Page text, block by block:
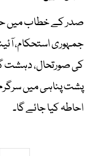
صدر کے خطاب میں
جمہوری استحکام،
کی صورتحال، دہشت
پشت پناہی میں
احاطہ کیا جائے گا۔